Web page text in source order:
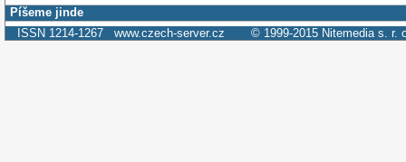
Píšeme jinde
ISSN 1214-1267 www.czech-server.cz © 1999-2015 Nitemedia s. r.